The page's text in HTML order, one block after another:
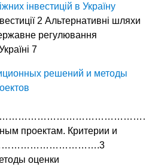
інвестицій в Україну
2 Альтернативні шляхи
регулювання
7
решений и методы
проектам. Критерии и
оценки